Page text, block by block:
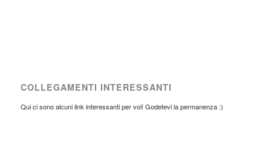
COLLEGAMENTI INTERESSANTI
Qui ci sono alcuni link interessanti per voi! Godetevi la permanenza :)